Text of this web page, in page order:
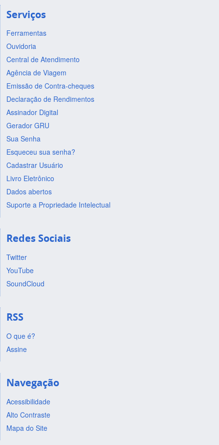
Serviços
Ferramentas
Ouvidoria
Central de Atendimento
Agência de Viagem
Emissão de Contra-cheques
Declaração de Rendimentos
Assinador Digital
Gerador GRU
Sua Senha
Esqueceu sua senha?
Cadastrar Usuário
Livro Eletrônico
Dados abertos
Suporte a Propriedade Intelectual
Redes Sociais
Twitter
YouTube
SoundCloud
RSS
O que é?
Assine
Navegação
Acessibilidade
Alto Contraste
Mapa do Site